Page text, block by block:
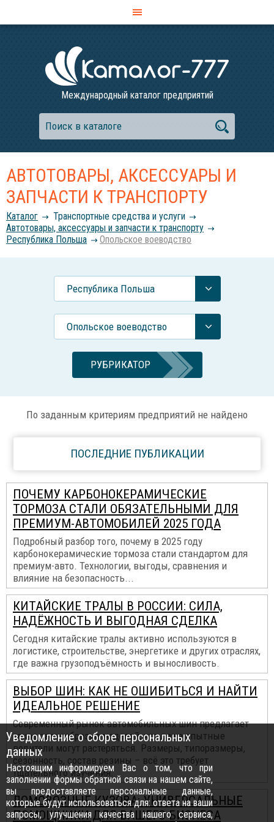
Международный каталог предприятий
АВТОТОВАРЫ, АКСЕССУАРЫ И
ЗАПЧАСТИ К ТРАНСПОРТУ
Каталог
Транспортные средства и услуги
Автотовары, аксессуары и запчасти к транспорту
Республика Польша
Опольское воеводство
Республика Польша
Опольское воеводство
РУБРИКАТОР
По заданным критериям предприятий не найдено
ПОСЛЕДНИЕ ПУБЛИКАЦИИ
ПОЧЕМУ КАРБОНОКЕРАМИЧЕСКИЕ
ТОРМОЗА СТАЛИ ОБЯЗАТЕЛЬНЫМИ ДЛЯ
ПРЕМИУМ-АВТОМОБИЛЕЙ 2025 ГОДА
Подробный разбор того, почему в 2025 году
карбонокерамические тормоза стали стандартом для
премиум-авто. Технологии, выгоды, сравнения и
влияние на безопасность...
КИТАЙСКИЕ ТРАЛЫ В РОССИИ: СИЛА,
НАДЁЖНОСТЬ И ВЫГОДНАЯ СДЕЛКА
Сегодня китайские тралы активно используются в
логистике, строительстве, энергетике и других отраслях,
где важна грузоподъёмность и выносливость.
ВЫБОР ШИН: КАК НЕ ОШИБИТЬСЯ И НАЙТИ
ИДЕАЛЬНОЕ РЕШЕНИЕ
Современный рынок автомобильных шин предлагает
такое разнообразие моделей, что даже опытные
водители могут растеряться. Размеры, типоразмеры,
сезонность, состав резины – всё это требует
тщательного изучения.
ЛОМОВОЗНЫЕ КУЗОВА: УНИВЕРСАЛЬНЫЕ
ПОМОЩНИКИ ДЛЯ ВАШЕГО БИЗНЕСА
Уведомление о сборе персональных
данных
Настоящим информируем Вас о том, что при
заполнении формы обратной связи на нашем сайте,
вы предоставляете персональные данные,
которые будут использоваться для: ответа на ваши
запросы, улучшения качества нашего сервиса,